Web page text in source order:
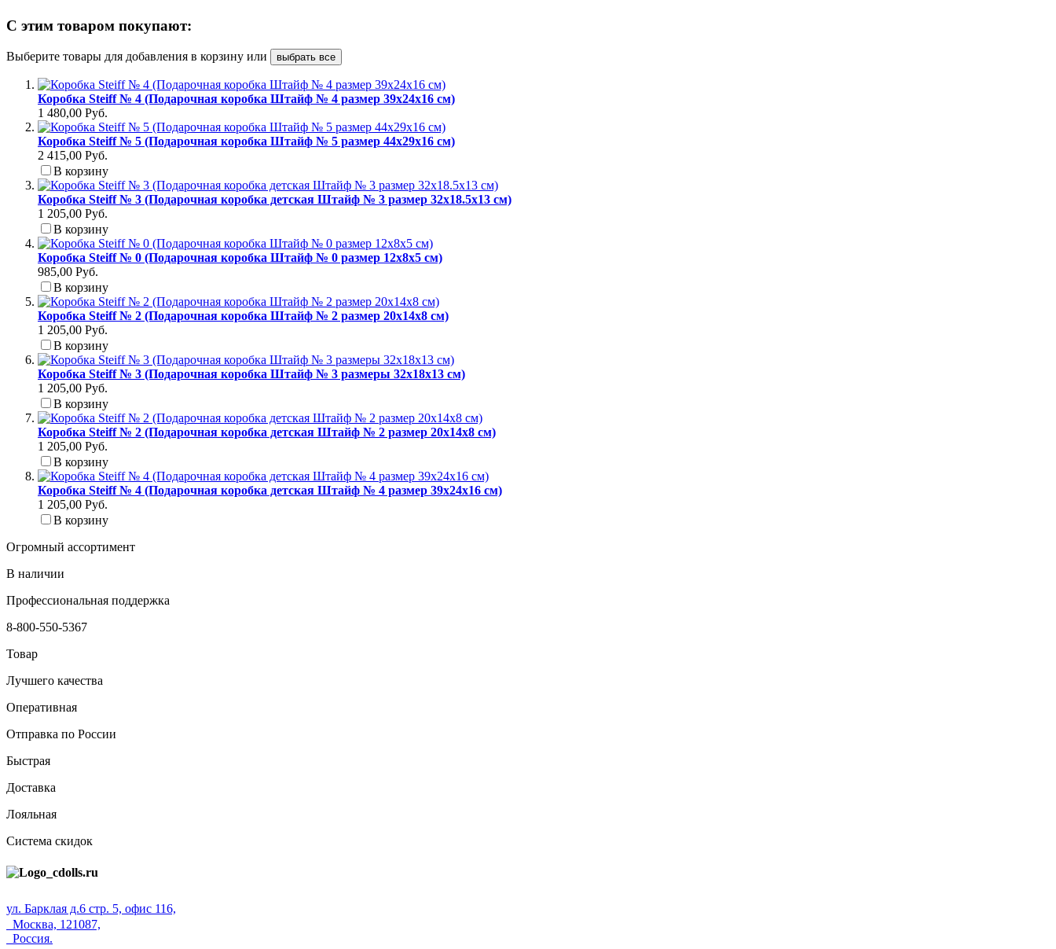
С этим товаром покупают:
Выберите товары для добавления в корзину или выбрать все
Коробка Steiff № 4 (Подарочная коробка Штайф № 4 размер 39х24х16 см)
1 480,00 Руб.
Коробка Steiff № 5 (Подарочная коробка Штайф № 5 размер 44х29х16 см)
2 415,00 Руб.
В корзину
Коробка Steiff № 3 (Подарочная коробка детская Штайф № 3 размер 32x18.5x13 см)
1 205,00 Руб.
В корзину
Коробка Steiff № 0 (Подарочная коробка Штайф № 0 размер 12x8x5 см)
985,00 Руб.
В корзину
Коробка Steiff № 2 (Подарочная коробка Штайф № 2 размер 20x14x8 см)
1 205,00 Руб.
В корзину
Коробка Steiff № 3 (Подарочная коробка Штайф № 3 размеры 32x18x13 см)
1 205,00 Руб.
В корзину
Коробка Steiff № 2 (Подарочная коробка детская Штайф № 2 размер 20x14x8 см)
1 205,00 Руб.
В корзину
Коробка Steiff № 4 (Подарочная коробка детская Штайф № 4 размер 39x24x16 см)
1 205,00 Руб.
В корзину
Огромный ассортимент
В наличии
Профессиональная поддержка
8-800-550-5367
Товар
Лучшего качества
Оперативная
Отправка по России
Быстрая
Доставка
Лояльная
Система скидок
ул. Барклая д.6 стр. 5, офис 116,
Москва, 121087,
Россия.